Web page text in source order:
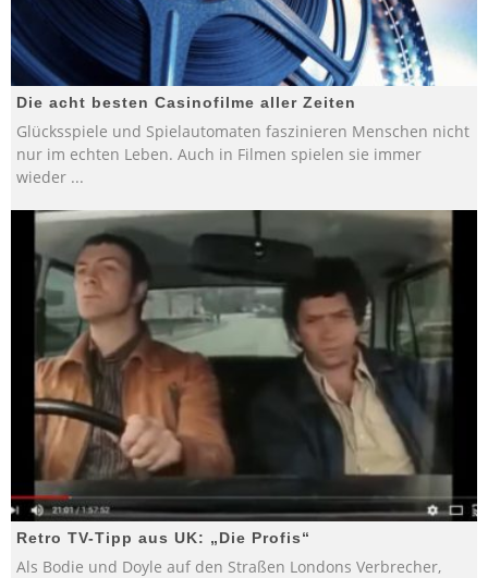
Die acht besten Casinofilme aller Zeiten
Glücksspiele und Spielautomaten faszinieren Menschen nicht
nur im echten Leben. Auch in Filmen spielen sie immer
wieder ...
Retro TV-Tipp aus UK: „Die Profis“
Als Bodie und Doyle auf den Straßen Londons Verbrecher,